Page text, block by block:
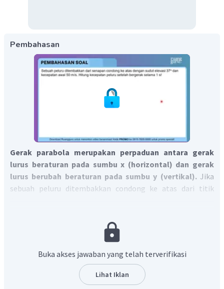
Pembahasan
Gerak parabola merupakan perpaduan antara gerak
lurus beraturan pada sumbu x (horizontal) dan gerak
lurus berubah beraturan pada sumbu y (vertikal).Jika
sebuah peluru ditembakkan condong ke atas dari titik
vertikal. Dapat diilustrasikan seperti gambar:
Buka akses jawaban yang telah terverifikasi
Lihat Iklan